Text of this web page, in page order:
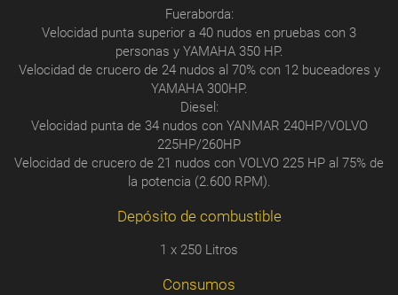
Fueraborda:
Velocidad punta superior a 40 nudos en pruebas con 3
personas y YAMAHA 350 HP.
Velocidad de crucero de 24 nudos al 70% con 12 buceadores y
YAMAHA 300HP.
Diesel:
Velocidad punta de 34 nudos con YANMAR 240HP/VOLVO
225HP/260HP
Velocidad de crucero de 21 nudos con VOLVO 225 HP al 75% de
la potencia (2.600 RPM).
Depósito de combustible
1 x 250 Litros
Consumos